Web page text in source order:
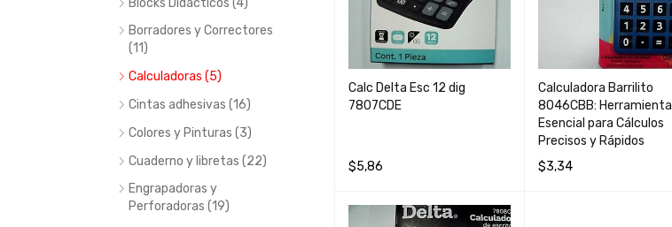
Blocks Didacticos (4)
Borradores y Correctores
(11)
Calculadoras (5)
Cintas adhesivas (16)
Colores y Pinturas (3)
Cuaderno y libretas (22)
Engrapadoras y
Perforadoras (19)
Calc Delta Esc 12 dig
7807CDE
$5,86
Calculadora Barrilito
8046CBB: Herramienta
Esencial para Cálculos
Precisos y Rápidos
$3,34